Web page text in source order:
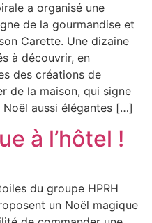
a organisé une
de la gourmandise et
Carette. Une dizaine
à découvrir, en
des créations de
de la maison, qui signe
aussi élégantes […]
à l’hôtel !
du groupe HPRH
un Noël magique